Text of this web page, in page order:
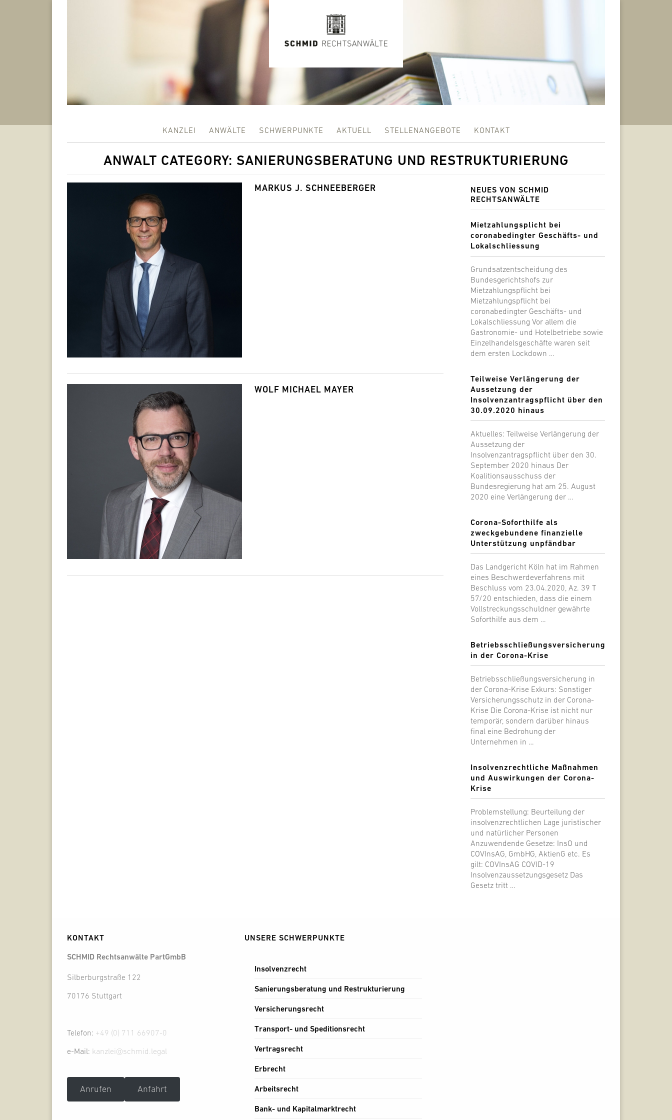
KANZLEI ANWÄLTE SCHWERPUNKTE AKTUELL STELLENANGEBOTE KONTAKT
ANWALT CATEGORY: SANIERUNGSBERATUNG UND RESTRUKTURIERUNG
MARKUS J. SCHNEEBERGER
WOLF MICHAEL MAYER
NEUES VON SCHMID
RECHTSANWÄLTE
Mietzahlungsplicht bei
coronabedingter Geschäfts- und
Lokalschliessung
Grundsatzentscheidung des
Bundesgerichtshofs zur
Mietzahlungspflicht bei
Mietzahlungspflicht bei
coronabedingter Geschäfts- und
Lokalschliessung Vor allem die
Gastronomie- und Hotelbetriebe sowie
Einzelhandelsgeschäfte waren seit
dem ersten Lockdown …
Teilweise Verlängerung der
Aussetzung der
Insolvenzantragspflicht über den
30.09.2020 hinaus
Aktuelles: Teilweise Verlängerung der
Aussetzung der
Insolvenzantragspflicht über den 30.
September 2020 hinaus Der
Koalitionsausschuss der
Bundesregierung hat am 25. August
2020 eine Verlängerung der …
Corona-Soforthilfe als
zweckgebundene finanzielle
Unterstützung unpfändbar
Das Landgericht Köln hat im Rahmen
eines Beschwerdeverfahrens mit
Beschluss vom 23.04.2020, Az. 39 T
57/20 entschieden, dass die einem
Vollstreckungsschuldner gewährte
Soforthilfe aus dem …
Betriebsschließungsversicherung
in der Corona-Krise
Betriebsschließungsversicherung in
der Corona-Krise Exkurs: Sonstiger
Versicherungsschutz in der Corona-
Krise Die Corona-Krise ist nicht nur
temporär, sondern darüber hinaus
final eine Bedrohung der
Unternehmen in …
Insolvenzrechtliche Maßnahmen
und Auswirkungen der Corona-
Krise
Problemstellung: Beurteilung der
insolvenzrechtlichen Lage juristischer
und natürlicher Personen
Anzuwendende Gesetze: InsO und
COVInsAG, GmbHG, AktienG etc. Es
gilt: COVInsAG COVID-19
Insolvenzaussetzungsgesetz Das
Gesetz tritt …
KONTAKT
SCHMID Rechtsanwälte PartGmbB
Silberburgstraße 122
70176 Stuttgart
Telefon: +49 (0) 711 66907-0
e-Mail: kanzlei@schmid.legal
Anrufen Anfahrt
UNSERE SCHWERPUNKTE
Insolvenzrecht
Sanierungsberatung und Restrukturierung
Versicherungsrecht
Transport- und Speditionsrecht
Vertragsrecht
Erbrecht
Arbeitsrecht
Bank- und Kapitalmarktrecht